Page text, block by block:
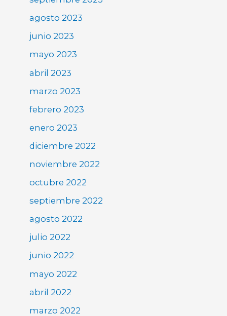
agosto 2023
junio 2023
mayo 2023
abril 2023
marzo 2023
febrero 2023
enero 2023
diciembre 2022
noviembre 2022
octubre 2022
septiembre 2022
agosto 2022
julio 2022
junio 2022
mayo 2022
abril 2022
marzo 2022